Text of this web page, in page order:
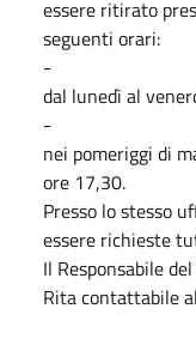
essere ritirato
seguenti orari:
-
dal lunedì al
-
nei pomeriggi di
ore 17,30.
Presso lo stesso
essere richieste
Il Responsabile
Rita contattabile